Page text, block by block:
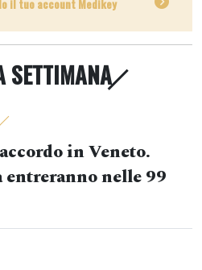
SETTIMANA
in Veneto.
nelle 99